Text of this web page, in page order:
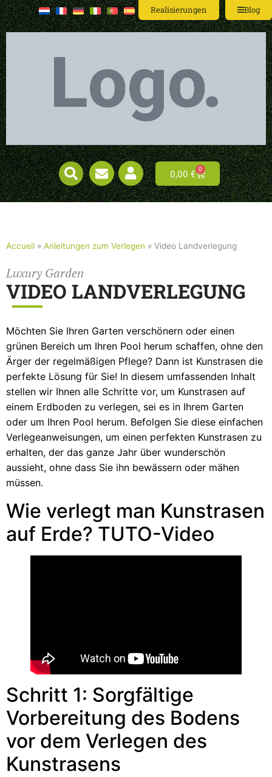
Realisierungen Blog
0,00 € 0
Accueil » Anleitungen zum Verlegen » Video Landverlegung
Luxury Garden
VIDEO LANDVERLEGUNG
Möchten Sie Ihren Garten verschönern oder einen
grünen Bereich um Ihren Pool herum schaffen, ohne den
Ärger der regelmäßigen Pflege? Dann ist Kunstrasen die
perfekte Lösung für Sie! In diesem umfassenden Inhalt
stellen wir Ihnen alle Schritte vor, um Kunstrasen auf
einem Erdboden zu verlegen, sei es in Ihrem Garten
oder um Ihren Pool herum. Befolgen Sie diese einfachen
Verlegeanweisungen, um einen perfekten Kunstrasen zu
erhalten, der das ganze Jahr über wunderschön
aussieht, ohne dass Sie ihn bewässern oder mähen
müssen.
Wie verlegt man Kunstrasen
auf Erde? TUTO-Video
Schritt 1: Sorgfältige
Vorbereitung des Bodens
vor dem Verlegen des
Kunstrasens